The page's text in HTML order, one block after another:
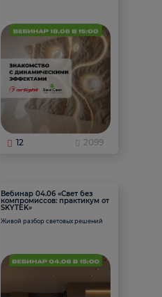
12 2099
Вебинар 04.06 «Свет без
компромиссов: практикум от
SKYTEK»
Живой разбор световых решений